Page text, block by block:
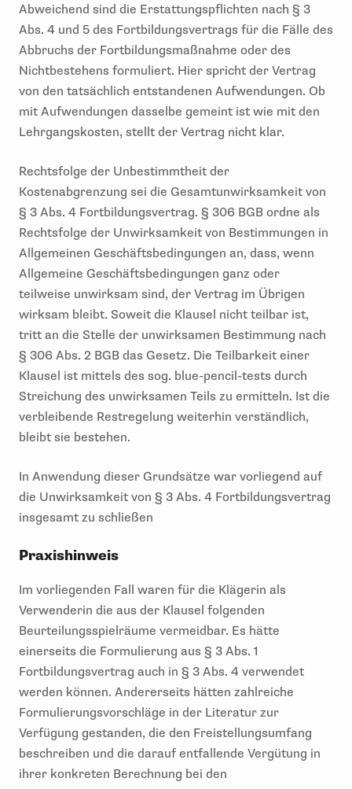
Abweichend sind die Erstattungspflichten nach § 3
Abs. 4 und 5 des Fortbildungsvertrags für die Fälle des
Abbruchs der Fortbildungsmaßnahme oder des
Nichtbestehens formuliert. Hier spricht der Vertrag
von den tatsächlich entstandenen Aufwendungen. Ob
mit Aufwendungen dasselbe gemeint ist wie mit den
Lehrgangskosten, stellt der Vertrag nicht klar.
Rechtsfolge der Unbestimmtheit der
Kostenabgrenzung sei die Gesamtunwirksamkeit von
§ 3 Abs. 4 Fortbildungsvertrag. § 306 BGB ordne als
Rechtsfolge der Unwirksamkeit von Bestimmungen in
Allgemeinen Geschäftsbedingungen an, dass, wenn
Allgemeine Geschäftsbedingungen ganz oder
teilweise unwirksam sind, der Vertrag im Übrigen
wirksam bleibt. Soweit die Klausel nicht teilbar ist,
tritt an die Stelle der unwirksamen Bestimmung nach
§ 306 Abs. 2 BGB das Gesetz. Die Teilbarkeit einer
Klausel ist mittels des sog. blue-pencil-tests durch
Streichung des unwirksamen Teils zu ermitteln. Ist die
verbleibende Restregelung weiterhin verständlich,
bleibt sie bestehen.
In Anwendung dieser Grundsätze war vorliegend auf
die Unwirksamkeit von § 3 Abs. 4 Fortbildungsvertrag
insgesamt zu schließen
Praxishinweis
Im vorliegenden Fall waren für die Klägerin als
Verwenderin die aus der Klausel folgenden
Beurteilungsspielräume vermeidbar. Es hätte
einerseits die Formulierung aus § 3 Abs. 1
Fortbildungsvertrag auch in § 3 Abs. 4 verwendet
werden können. Andererseits hätten zahlreiche
Formulierungsvorschläge in der Literatur zur
Verfügung gestanden, die den Freistellungsumfang
beschreiben und die darauf entfallende Vergütung in
ihrer konkreten Berechnung bei den